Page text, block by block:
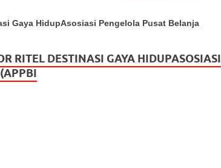
Gaya HidupAsosiasi Pengelola Pusat Belanja
RITEL DESTINASI GAYA HIDUPASOSIASI